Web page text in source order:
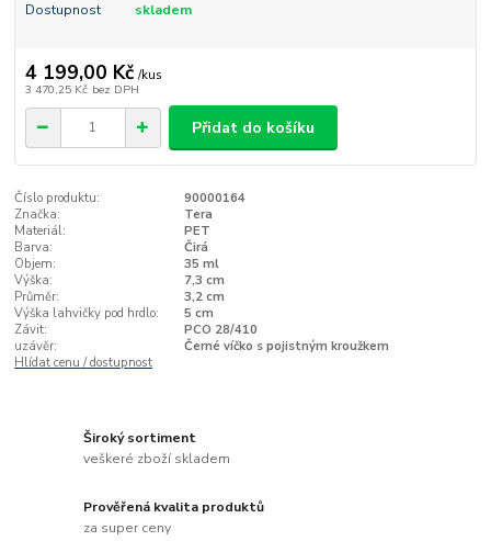
Dostupnost skladem
4 199,00 Kč /kus
3 470,25 Kč bez DPH
Přidat do košíku
Číslo produktu:
90000164
Značka:
Tera
Materiál:
PET
Barva:
Čirá
Objem:
35 ml
Výška:
7,3 cm
Průměr:
3,2 cm
Výška lahvičky pod hrdlo:
5 cm
Závit:
PCO 28/410
uzávěr:
Černé víčko s pojistným kroužkem
Hlídat cenu / dostupnost
Široký sortiment
veškeré zboží skladem
Prověřená kvalita produktů
za super ceny